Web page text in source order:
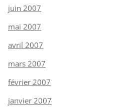
juin 2007
mai 2007
avril 2007
mars 2007
février 2007
janvier 2007